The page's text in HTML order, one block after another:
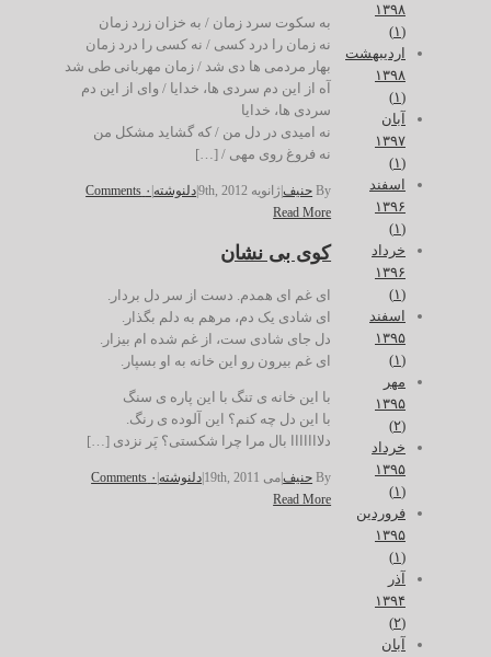
به سکوت سرد زمان / به خزان زرد زمان
نه زمان را درد کسی / نه کسی را درد زمان
بهار مردمی ها دی شد / زمان مهربانی طی شد
آه از این دم سردی ها، خدایا / وای از این دم
سردی ها، خدایا
نه امیدی در دل من / که گشاید مشکل من
نه فروغ روی مهی / […]
By حنیف|ژانویه 9th, 2012 |دلنوشته| ۰ Comments
Read More
کوی بی نشان
ای غم ای همدم‬.‫ دست از سر دل بردار‬.
‫ ای شادی یک دم‬،‫ مرهم به دلم بگذار.
دل جای شادی ست‬،‫ از غم شده ام بیزار .
ای غم بیرون رو این خانه به او بسپار.
با این خانه ی تنگ با این پاره ی سنگ
با این دل چه کنم؟ این آلوده ی رنگ.
دلااااااا ‬با‫ل مرا چرا شکستی؟ پَر نزدی […]
By حنیف|می 19th, 2011 دلنوشته ۰ Comments
Read More
۱۳۹۸
(۱)
اردیبهشت
۱۳۹۸
(۱)
آبان
۱۳۹۷
(۱)
اسفند
۱۳۹۶
(۱)
خرداد
۱۳۹۶
(۱)
اسفند
۱۳۹۵
(۱)
مهر
۱۳۹۵
(۲)
خرداد
۱۳۹۵
(۱)
فروردین
۱۳۹۵
(۱)
آذر
۱۳۹۴
(۲)
آبان